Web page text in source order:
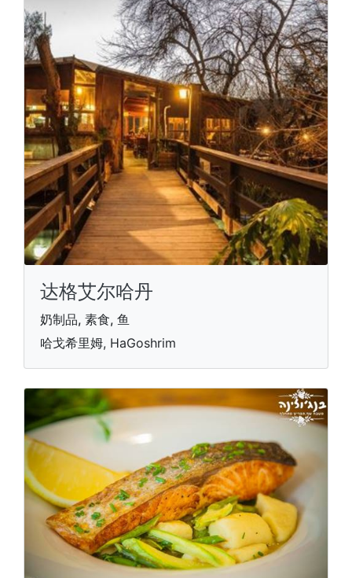
达格艾尔哈丹
奶制品, 素食, 鱼
哈戈希里姆, HaGoshrim